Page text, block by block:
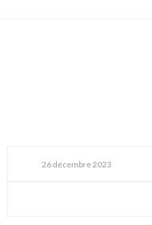
26 décembre 2023